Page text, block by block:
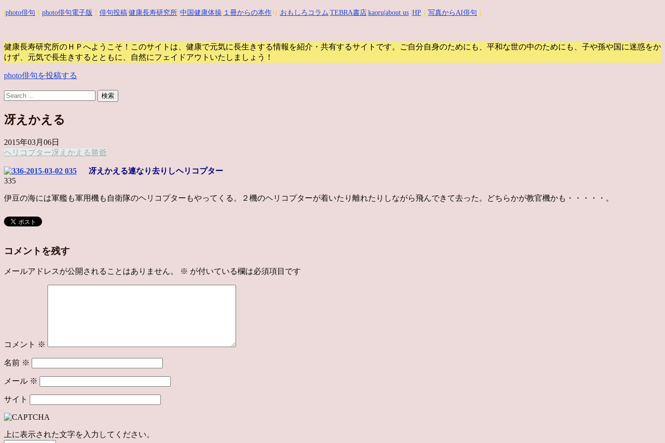
photo俳句 photo俳句電子版 俳句投稿 健康長寿研究所 中国健康体操 １冊からの本作 り| おもしろコラム TEBRA書店 kaoru |about us HP 写真からAI俳句
健康長寿研究所のＨＰへようこそ！このサイトは、健康で元気に長生きする情報を紹介・共有するサイトです。
ご自分自身のためにも、平和な世の中のためにも、子や孫や国に迷惑をか
けず、元気で長生きするとともに、自然にフェイドアウトいたしましょう！
photo俳句を投稿する
冴えかえる
2015年03月06日
ヘリコプター冴えかえる 勝爺
冴えかえる連なり去りしヘリコプター
335
伊豆の海には軍艦も軍用機も自衛隊のヘリコプターもやってくる。２機のヘリコプターが着いたり離れたりしながら飛んできて去った。どちらかが教官機かも・・・・・。
コメントを残す
メールアドレスが公開されることはありません。 ※ が付いている欄は必須項目です
コメント ※
名前 ※
メール ※
サイト
上に表示された文字を入力してください。